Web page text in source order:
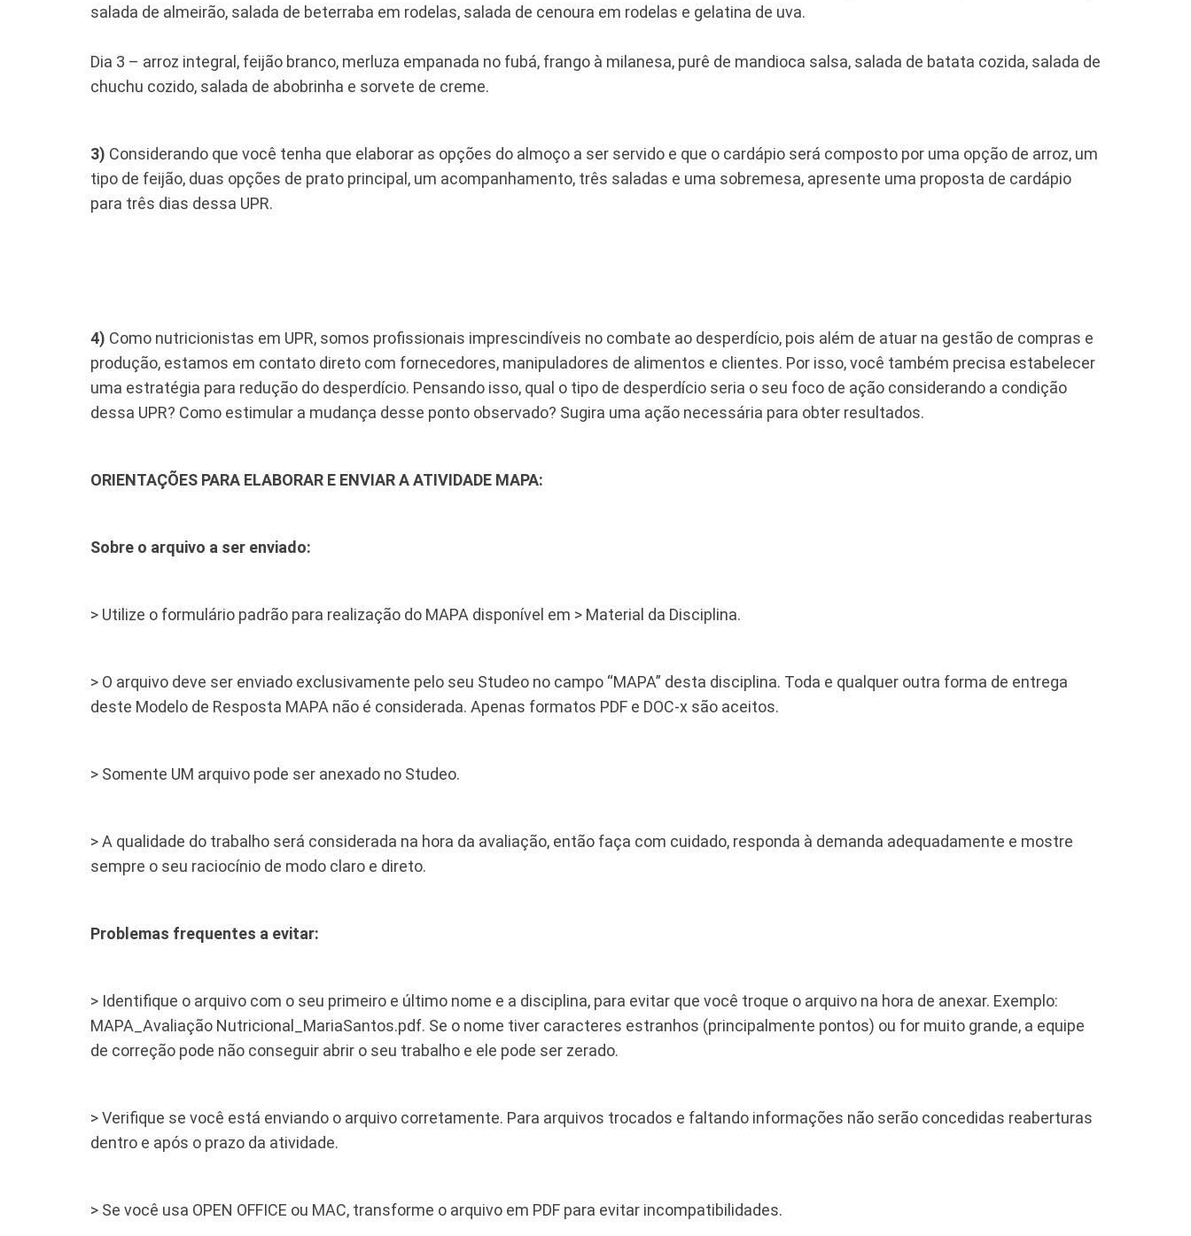
salada de almeirão, salada de beterraba em rodelas, salada de cenoura em rodelas e gelatina de uva.
Dia 3 – arroz integral, feijão branco, merluza empanada no fubá, frango à milanesa, purê de mandioca salsa, salada de batata cozida, salada de
chuchu cozido, salada de abobrinha e sorvete de creme.
3) Considerando que você tenha que elaborar as opções do almoço a ser servido e que o cardápio será composto por uma opção de arroz, um
tipo de feijão, duas opções de prato principal, um acompanhamento, três saladas e uma sobremesa, apresente uma proposta de cardápio
para três dias dessa UPR.
4) Como nutricionistas em UPR, somos profissionais imprescindíveis no combate ao desperdício, pois além de atuar na gestão de compras e
produção, estamos em contato direto com fornecedores, manipuladores de alimentos e clientes. Por isso, você também precisa estabelecer
uma estratégia para redução do desperdício. Pensando isso, qual o tipo de desperdício seria o seu foco de ação considerando a condição
dessa UPR? Como estimular a mudança desse ponto observado? Sugira uma ação necessária para obter resultados.
ORIENTAÇÕES PARA ELABORAR E ENVIAR A ATIVIDADE MAPA:
Sobre o arquivo a ser enviado:
> Utilize o formulário padrão para realização do MAPA disponível em > Material da Disciplina.
> O arquivo deve ser enviado exclusivamente pelo seu Studeo no campo “MAPA” desta disciplina. Toda e qualquer outra forma de entrega
deste Modelo de Resposta MAPA não é considerada. Apenas formatos PDF e DOC-x são aceitos.
> Somente UM arquivo pode ser anexado no Studeo.
> A qualidade do trabalho será considerada na hora da avaliação, então faça com cuidado, responda à demanda adequadamente e mostre
sempre o seu raciocínio de modo claro e direto.
Problemas frequentes a evitar:
> Identifique o arquivo com o seu primeiro e último nome e a disciplina, para evitar que você troque o arquivo na hora de anexar. Exemplo:
MAPA_Avaliação Nutricional_MariaSantos.pdf. Se o nome tiver caracteres estranhos (principalmente pontos) ou for muito grande, a equipe
de correção pode não conseguir abrir o seu trabalho e ele pode ser zerado.
​> Verifique se você está enviando o arquivo corretamente. Para arquivos trocados e faltando informações não serão concedidas reaberturas
dentro e após o prazo da atividade.
> Se você usa OPEN OFFICE ou MAC, transforme o arquivo em PDF para evitar incompatibilidades.